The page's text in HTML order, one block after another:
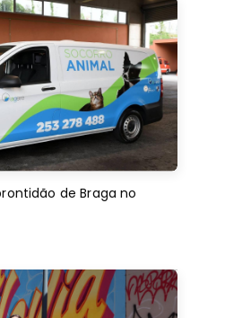
de Braga no